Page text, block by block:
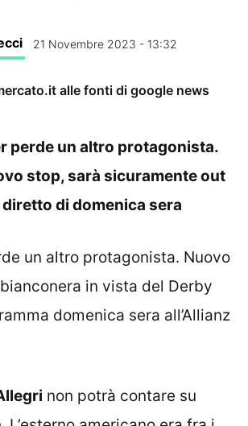
21 Novembre 2023 - 13:32
alle fonti di google news
perde un altro protagonista.
stop, sarà sicuramente out
di domenica sera
un altro protagonista. Nuovo
in vista del Derby
domenica sera all’Allianz
non potrà contare su